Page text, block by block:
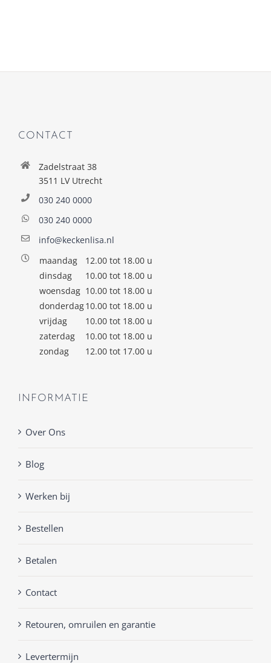
CONTACT
Zadelstraat 38
3511 LV Utrecht
030 240 0000
030 240 0000
info@keckenlisa.nl
maandag
12.00 tot 18.00 u
dinsdag
10.00 tot 18.00 u
woensdag 10.00 tot 18.00 u
donderdag10.00 tot 18.00 u
vrijdag
10.00 tot 18.00 u
zaterdag
10.00 tot 18.00 u
zondag
12.00 tot 17.00 u
INFORMATIE
Over Ons
Blog
Werken bij
Bestellen
Betalen
Contact
Retouren, omruilen en garantie
Levertermijn